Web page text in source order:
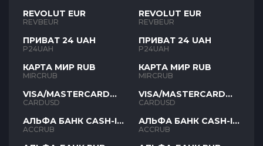
REVOLUT EUR
REVBEUR
ПРИВАТ 24 UAH
P24UAH
КАРТА МИР RUB
MIRCRUB
VISA/MASTERCARD
USD
CARDUSD
АЛЬФА БАНК CASH-IN
RUB
ACCRUB
REVOLUT EUR
REVBEUR
ПРИВАТ 24 UAH
P24UAH
КАРТА МИР RUB
MIRCRUB
VISA/MASTERCARD
USD
CARDUSD
АЛЬФА БАНК CASH-IN
RUB
ACCRUB